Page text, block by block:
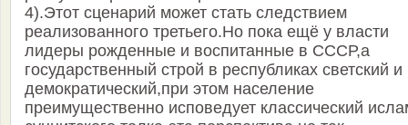
4).Этот сценарий может стать следствием
реализованного третьего.Но пока ещё у власти
лидеры рожденные и воспитанные в СССР,а
государственный строй в республиках светский и
демократический,при этом население
преимущественно исповедует классический